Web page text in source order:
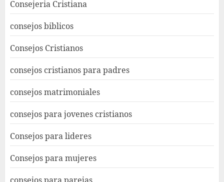
Consejeria Cristiana
consejos biblicos
Consejos Cristianos
consejos cristianos para padres
consejos matrimoniales
consejos para jovenes cristianos
Consejos para lideres
Consejos para mujeres